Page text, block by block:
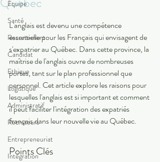
Equipe
Santé
Recrutement
Candidat
Ethique
Logistique
Administratif
Recruteurs
Entrepreneuriat
Intégration
L'anglais est devenu une compétence
essentielle pour les Français qui envisagent de
s'expatrier au Québec. Dans cette province, la
maîtrise de l'anglais ouvre de nombreuses
portes, tant sur le plan professionnel que
personnel. Cet article explore les raisons pour
lesquelles l'anglais est si important et comment
il peut faciliter l'intégration des expatriés
français dans leur nouvelle vie au Québec.
Points Clés